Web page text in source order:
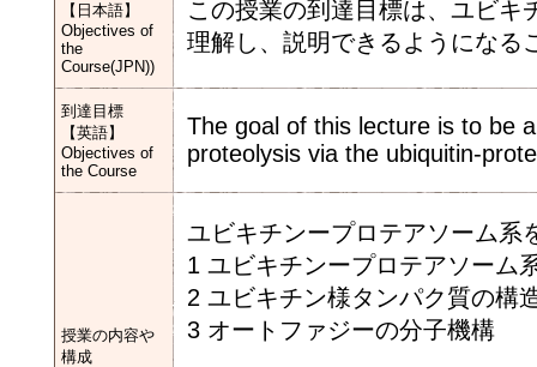
【日本語】
Objectives of
the
Course(JPN))
この授業の到達目標は、ユビキ
理解し、説明できるようになる
到達目標
【英語】
Objectives of
the Course
The goal of this lecture is to be
proteolysis via the ubiquitin-
授業の内容や
構成
ユビキチンープロテアソーム系
1 ユビキチンープロテアソーム
2 ユビキチン様タンパク質の構
3 オートファジーの分子機構